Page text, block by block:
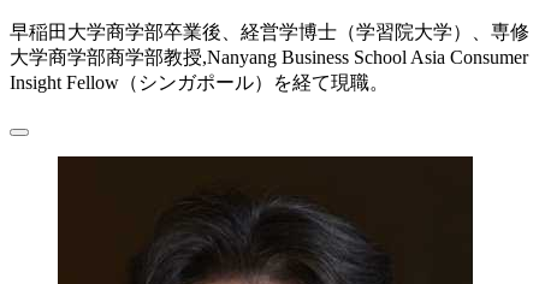
早稲田大学商学部卒業後、経営学博士（学習院大学）、専修
大学商学部商学部教授,Nanyang Business School Asia Consumer
Insight Fellow（シンガポール）を経て現職。